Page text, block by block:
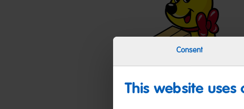
Consent
This website uses